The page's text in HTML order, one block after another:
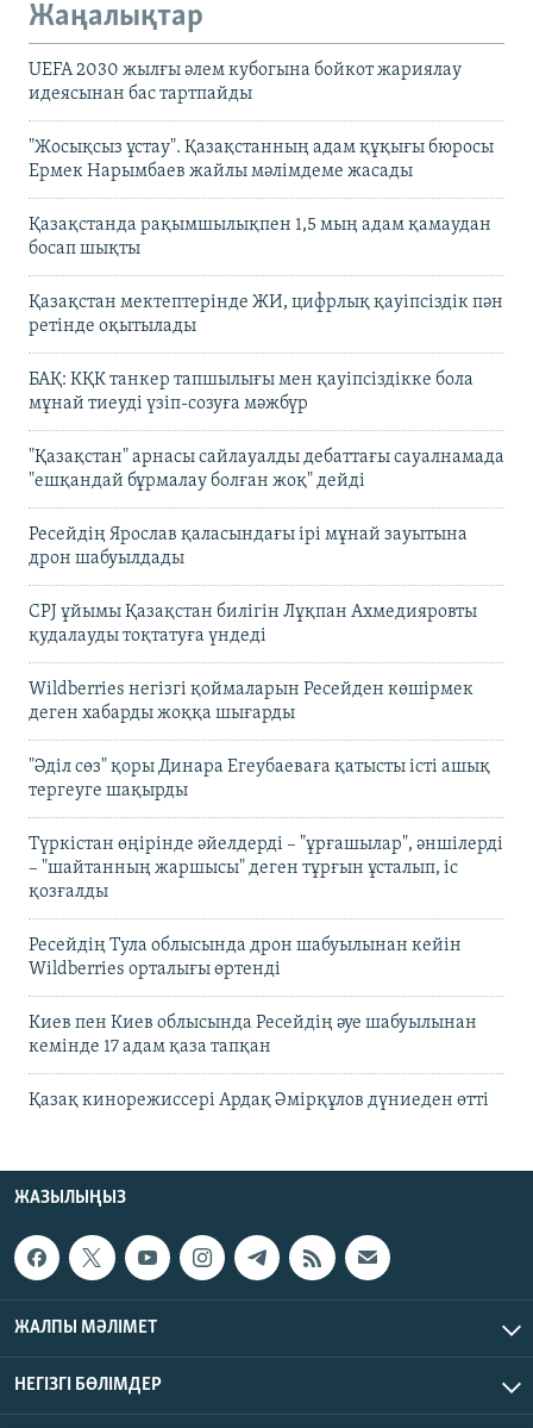
Жаңалықтар
UEFA 2030 жылғы әлем кубогына бойкот жариялау
идеясынан бас тартпайды
"Жосықсыз ұстау". Қазақстанның адам құқығы бюросы
Ермек Нарымбаев жайлы мәлімдеме жасады
Қазақстанда рақымшылықпен 1,5 мың адам қамаудан
босап шықты
Қазақстан мектептерінде ЖИ, цифрлық қауіпсіздік пән
ретінде оқытылады
БАҚ: КҚК танкер тапшылығы мен қауіпсіздікке бола
мұнай тиеуді үзіп-созуға мәжбүр
"Қазақстан" арнасы сайлауалды дебаттағы сауалнамада
"ешқандай бұрмалау болған жоқ" дейді
Ресейдің Ярослав қаласындағы ірі мұнай зауытына
дрон шабуылдады
CPJ ұйымы Қазақстан билігін Лұқпан Ахмедияровты
қудалауды тоқтатуға үндеді
Wildberries негізгі қоймаларын Ресейден көшірмек
деген хабарды жоққа шығарды
"Әділ сөз" қоры Динара Егеубаеваға қатысты істі ашық
тергеуге шақырды
Түркістан өңірінде әйелдерді – "ұрғашылар", әншілерді
– "шайтанның жаршысы" деген тұрғын ұсталып, іс
қозғалды
Ресейдің Тула облысында дрон шабуылынан кейін
Wildberries орталығы өртенді
Киев пен Киев облысында Ресейдің әуе шабуылынан
кемінде 17 адам қаза тапқан
Қазақ кинорежиссері Ардақ Әмірқұлов дүниеден өтті
ЖАЗЫЛЫҢЫЗ
ЖАЛПЫ МӘЛІМЕТ
НЕГІЗГІ БӨЛІМДЕР